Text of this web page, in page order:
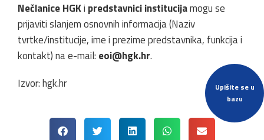
Upišite se u
bazu
Nečlanice HGKi predstavnici institucijamogu se
prijaviti slanjem osnovnih informacija (Naziv
tvrtke/institucije, ime i prezime predstavnika, funkcija i
kontakt) na e-mail: eoi@hgk.hr.
Izvor: hgk.hr